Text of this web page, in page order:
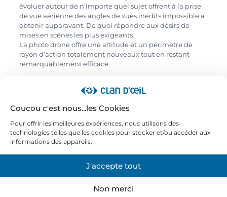
Coucou c'est nous...les Cookies
Pour offrir les meilleures expériences, nous utilisons des
technologies telles que les cookies pour stocker et/ou accéder aux
informations des appareils.
J'accepte tout
Non merci
évoluer autour de n’importe quel sujet offrent à la prise
de vue aérienne des angles de vues inédits impossible à
obtenir auparavant. De quoi répondre aux désirs de
mises en scènes les plus exigeants.
La photo drone offre une altitude et un périmètre de
rayon d’action totalement nouveaux tout en restant
remarquablement efficace
Prenez de la hauteur !
Grâce à la photo drone et la prise de vue aérienne,
prenez de la hauteur ! Le moyen idéal de voir d’un autre
angle et d’après une autre perspective.
pour tous leurs besoins de prises de vue aériennes.